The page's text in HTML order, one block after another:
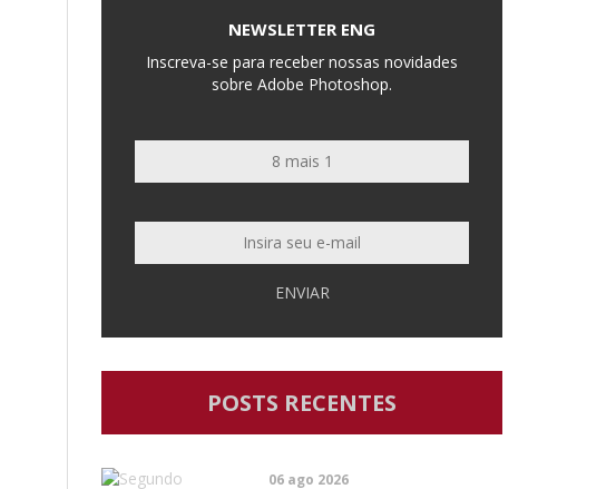
NEWSLETTER ENG
Inscreva-se para receber nossas novidades
sobre Adobe Photoshop.
ENVIAR
POSTS RECENTES
06 ago 2026